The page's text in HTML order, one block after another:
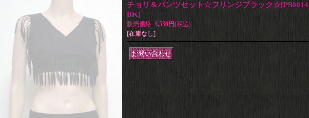
チョリ＆パンツセット☆フリンジブラック☆[PS0014
BK]
販売価格: 4,530円(税込)
[在庫なし]